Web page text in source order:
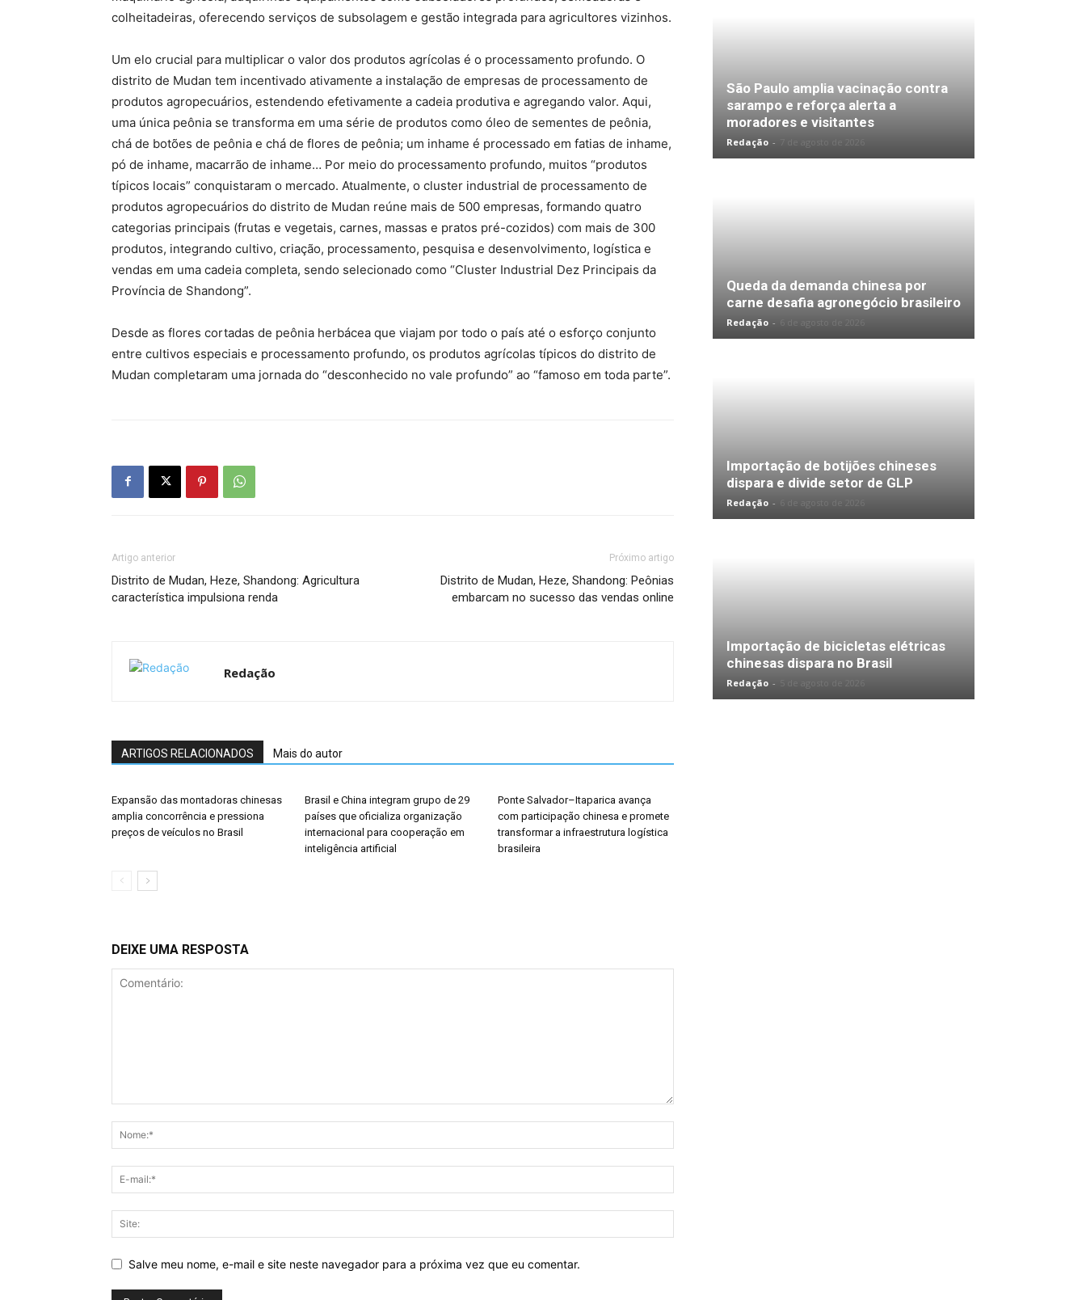
colheitadeiras, oferecendo serviços de subsolagem e gestão integrada para agricultores vizinhos.
Um elo crucial para multiplicar o valor dos produtos agrícolas é o processamento profundo. O
distrito de Mudan tem incentivado ativamente a instalação de empresas de processamento de
produtos agropecuários, estendendo efetivamente a cadeia produtiva e agregando valor. Aqui,
uma única peônia se transforma em uma série de produtos como óleo de sementes de peônia,
chá de botões de peônia e chá de flores de peônia; um inhame é processado em fatias de inhame,
pó de inhame, macarrão de inhame… Por meio do processamento profundo, muitos “produtos
típicos locais” conquistaram o mercado. Atualmente, o cluster industrial de processamento de
produtos agropecuários do distrito de Mudan reúne mais de 500 empresas, formando quatro
categorias principais (frutas e vegetais, carnes, massas e pratos pré-cozidos) com mais de 300
produtos, integrando cultivo, criação, processamento, pesquisa e desenvolvimento, logística e
vendas em uma cadeia completa, sendo selecionado como “Cluster Industrial Dez Principais da
Província de Shandong”.
Desde as flores cortadas de peônia herbácea que viajam por todo o país até o esforço conjunto
entre cultivos especiais e processamento profundo, os produtos agrícolas típicos do distrito de
Mudan completaram uma jornada do “desconhecido no vale profundo” ao “famoso em toda parte”.
Artigo anterior
Distrito de Mudan, Heze, Shandong: Agricultura
característica impulsiona renda
Próximo artigo
Distrito de Mudan, Heze, Shandong: Peônias
embarcam no sucesso das vendas online
Redação
ARTIGOS RELACIONADOS Mais do autor
Expansão das montadoras chinesas
amplia concorrência e pressiona
preços de veículos no Brasil
Brasil e China integram grupo de 29
países que oficializa organização
internacional para cooperação em
inteligência artificial
Ponte Salvador–Itaparica avança
com participação chinesa e promete
transformar a infraestrutura logística
brasileira
DEIXE UMA RESPOSTA
Salve meu nome, e-mail e site neste navegador para a próxima vez que eu comentar.
São Paulo amplia vacinação contra
sarampo e reforça alerta a
moradores e visitantes
Redação -
Queda da demanda chinesa por
carne desafia agronegócio brasileiro
Redação -
Importação de botijões chineses
dispara e divide setor de GLP
Redação -
Importação de bicicletas elétricas
chinesas dispara no Brasil
Redação -